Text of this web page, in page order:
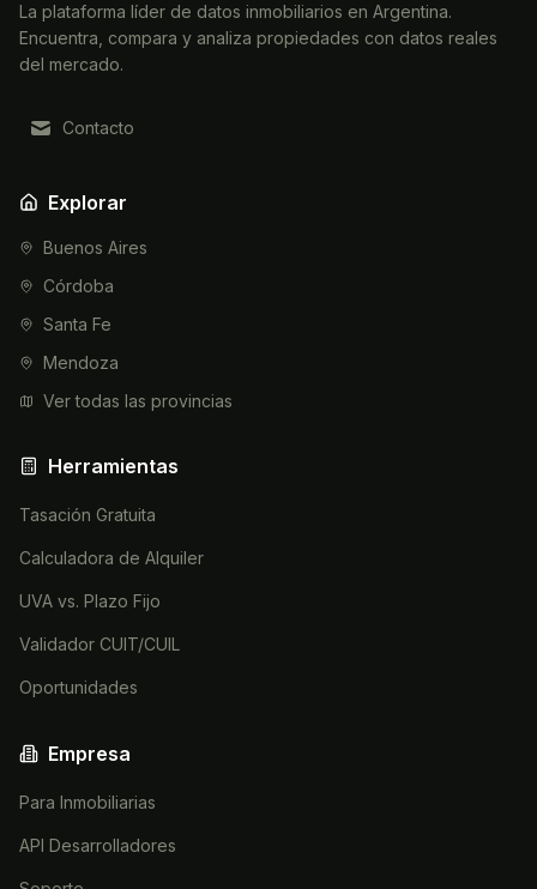
La plataforma líder de datos inmobiliarios en Argentina.
Encuentra, compara y analiza propiedades con datos reales
del mercado.
Contacto
Explorar
Buenos Aires
Córdoba
Santa Fe
Mendoza
Ver todas las provincias
Herramientas
Tasación Gratuita
Calculadora de Alquiler
UVA vs. Plazo Fijo
Validador CUIT/CUIL
Oportunidades
Empresa
Para Inmobiliarias
API Desarrolladores